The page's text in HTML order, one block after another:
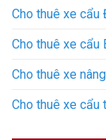
Cho thuê xe cẩu
Cho thuê xe cẩu
Cho thuê xe nâng
Cho thuê xe cẩu